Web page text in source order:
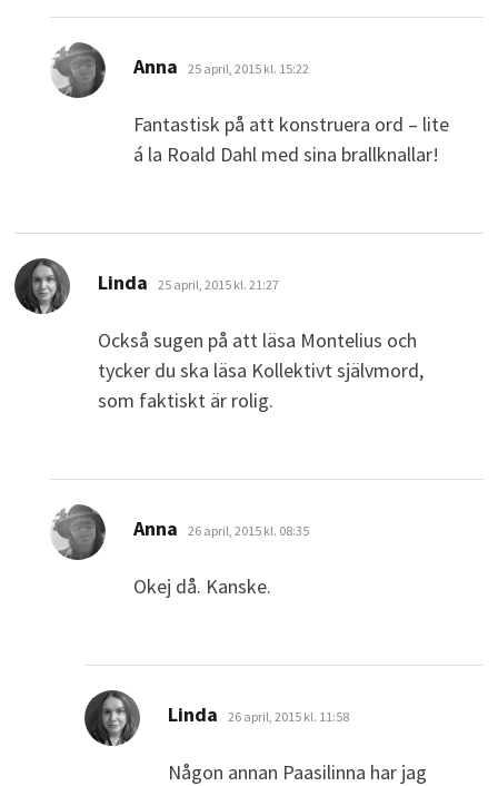
Anna skriver:
25 april, 2015 kl. 15:22
Fantastisk på att konstruera ord – lite
á la Roald Dahl med sina brallknallar!
Linda skriver:
25 april, 2015 kl. 21:27
Också sugen på att läsa Montelius och
tycker du ska läsa Kollektivt självmord,
som faktiskt är rolig.
Anna skriver:
26 april, 2015 kl. 08:35
Okej då. Kanske.
Linda skriver:
26 april, 2015 kl. 11:58
Någon annan Paasilinna har jag